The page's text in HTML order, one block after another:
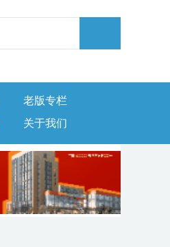
老版专栏
关于我们